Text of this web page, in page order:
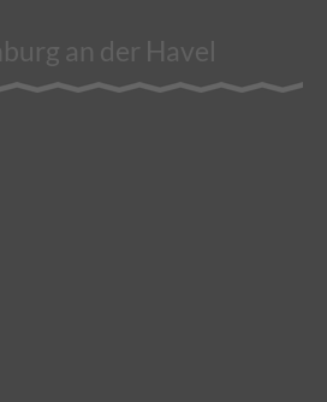
an der Havel